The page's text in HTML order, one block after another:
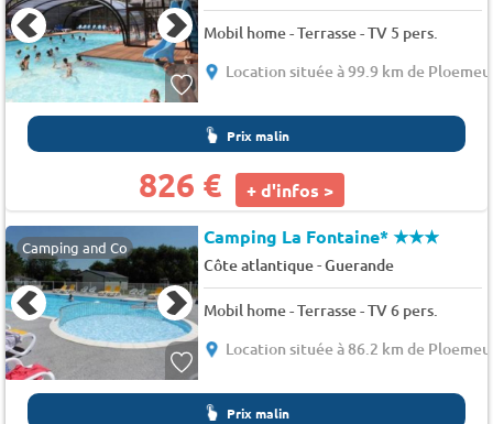
Mobil home - Terrasse - TV 5 pers.
Location située à 99.9 km de
Prix malin
826 € + d'infos >
Camping and Co Camping La Fontaine*★★★
Côte atlantique-Guerande
Mobil home - Terrasse - TV 6 pers.
Location située à 86.2 km de
Prix malin